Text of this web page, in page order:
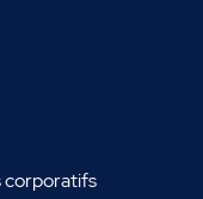
corporatifs